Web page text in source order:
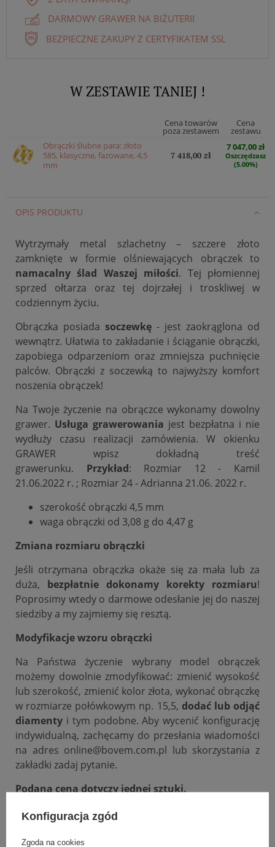
DARMOWY GRAWER NA BIŻUTERII
BEZPIECZNE ZAKUPY Z CERTYFIKATEM SSL
W ZESTAWIE TANIEJ !
Cena towarów
poza zestawem
Cena
zestawu
Obrączki ślubne para: złoto
585, klasyczne, fazowane, 4,5
mm
7 418,00 zł
7 047,00 zł
Oszczędzasz
(5.00%)
OPIS PRODUKTU
Wytrzymały metal szlachetny – szczere złoto
zamknięte w formie olśniewających obrączek to
namacalny ślad Waszej miłości. Tej płomiennej
sprzed ołtarza oraz tej dojrzałej i troskliwej w
codziennym życiu.
Obrączka posiada soczewkę - jest zaokrąglona od
wewnątrz. Ułatwia to zakładanie i ściąganie obrączki,
zapobiega odparzeniom oraz zmniejsza puchnięcie
palców. Obrączki z soczewką to najwyższy komfort
noszenia obrączek!
Na Twoje życzenie na obrączce wykonamy dowolny
grawer. Usługa grawerowania jest bezpłatna i nie
wydłuży czasu realizacji zamówienia. W okienku
GRAWER wpisz dokładną treść
grawerunku.
Przykład: Rozmiar 12 - Kamil
21.06.2022 r. ; Rozmiar 24 - Adrianna 21.06. 2022 r.
szerokość obrączki 4,5 mm
waga obrączki od 3,08 g do 4,47 g
Zmiana rozmiaru obrączki
Jeśli otrzymana obrączka okaże się za mała lub za
duża, bezpłatnie dokonamy korekty rozmiaru!
Poprosimy wtedy o darmowe odesłanie jej do naszej
siedziby a my zajmiemy się resztą.
Modyfikacje wzoru obrączki
Na Państwa życzenie wybrany model obrączek
możemy dowolnie zmodyfikować: zmienić wysokość
lub szerokość, zmienić kolor złota, wykonać obrączkę
w rozmiarze połówkowym np. 15,5, dodać lub odjąć
diamenty i tym podobne. Aby wycenić konfigurację
indywidualną, zachęcamy do przesłania wiadomości
na adres online@bovem.com.pl lub skorzystania z
zakładki zadaj pytanie.
Podana cena dotyczy jednej sztuki.
Konfiguracja zgód
Zgoda na cookies